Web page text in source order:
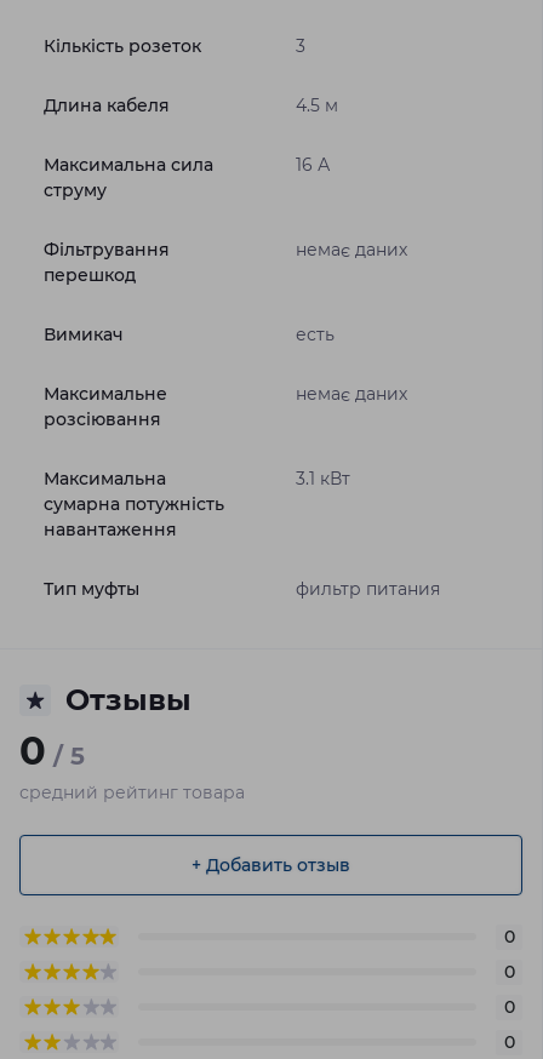
Кількість розеток 3
Длина кабеля 4.5 м
Максимальна сила
струму
16 А
Фільтрування
перешкод
немає даних
Вимикач есть
Максимальне
розсіювання
немає даних
Максимальна
сумарна потужність
навантаження
3.1 кВт
Тип муфты фильтр питания
Отзывы
0 / 5
средний рейтинг товара
+ Добавить отзыв
0
0
0
0